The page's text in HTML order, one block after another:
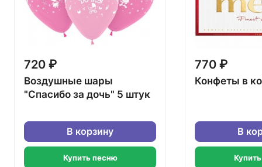
720 ₽
Воздушные шары
"Спасибо за дочь" 5 штук
В корзину
Купить песню
770 ₽
Конфеты в
В